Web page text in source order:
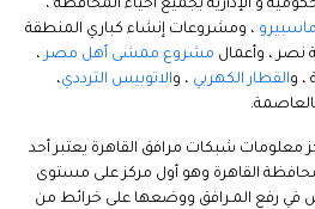
و الإدارية بجميع أحياء المحافظة ،
، ومشروعات إنشاء كباري المنطقة
نصر ، وأعمال مشروع ممشى أهل مصر ،
، والقطار الكهربي ، والاتوبيس الترددي،
معلومات شبكات مرافق القاهرة يعتبر أحد
محافظة القاهرة وهو أول مركز على مستوى
رفع المـرافق ووضعها على خرائط من